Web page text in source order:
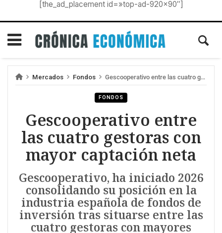
[the_ad_placement id=»top-ad-920×90″]
Mercados Fondos Gescooperativo entre las cuatro gestoras con mayor captación neta
FONDOS
Gescooperativo entre
las cuatro gestoras con
mayor captación neta
Gescooperativo, ha iniciado 2026
consolidando su posición en la
industria española de fondos de
inversión tras situarse entre las
cuatro gestoras con mayores